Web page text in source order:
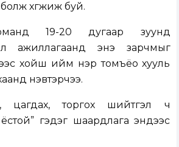
хөгжиж буй.
19-20 дугаар зуунд
ажиллагаанд энэ зарчмыг
хойш ийм нэр томъёо хууль
нэвтэрчээ.
цагдах, торгох шийтгэл ч
гэдэг шаардлага эндээс